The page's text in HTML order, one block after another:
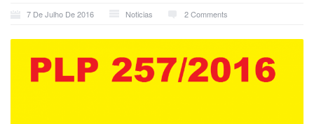
7 De Julho De 2016 Noticias 2 Comments